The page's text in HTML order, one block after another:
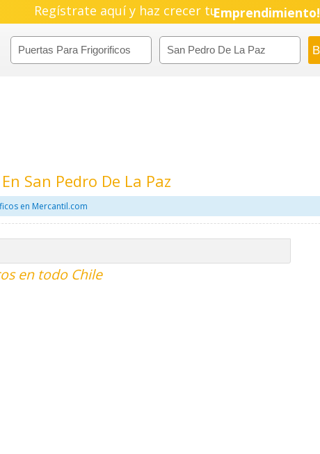
Regístrate aquí y haz crecer tuEmprendimiento!
San Pedro De La Paz
en Mercantil.com
en todo Chile